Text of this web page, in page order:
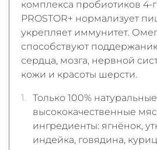
комплекса пробиотиков 4-
PROSTOR+ нормализует
укрепляет иммунитет.
способствуют
сердца, мозга, нервной
кожи и красоты шерсти.
Только 100%
высококачественные
ингредиенты: ягнёнок,
индейка, говядина,